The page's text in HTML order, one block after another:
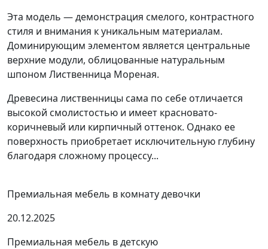
Эта модель — демонстрация смелого, контрастного
стиля и внимания к уникальным материалам.
Доминирующим элементом является центральные
верхние модули, облицованные натуральным
шпоном Лиственница Мореная.
Древесина лиственницы сама по себе отличается
высокой смолистостью и имеет красновато-
коричневый или кирпичный оттенок. Однако ее
поверхность приобретает исключительную глубину
благодаря сложному процессу...
Премиальная мебель в комнату девочки
20.12.2025
Премиальная мебель в детскую